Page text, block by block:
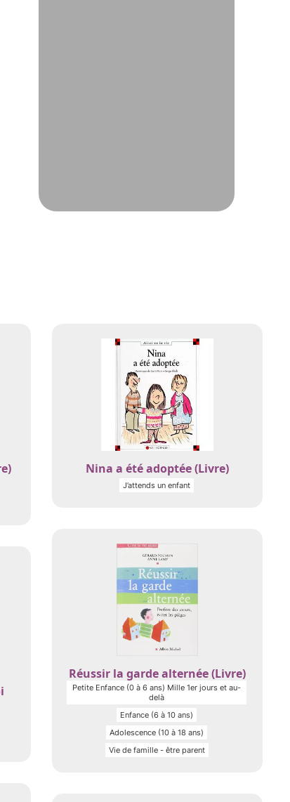
Nina a été adoptée (Livre)
J’attends un enfant
Réussir la garde alternée (Livre)
Petite Enfance (0 à 6 ans) Mille 1er jours et au-
delà
Enfance (6 à 10 ans)
Adolescence (10 à 18 ans)
Vie de famille - être parent